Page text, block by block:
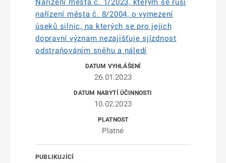
Nařízení města č. 1/2023, kterým se ruší
nařízení města č. 8/2004, o vymezení
úseků silnic, na kterých se pro jejich
dopravní význam nezajišťuje sjízdnost
odstraňováním sněhu a náledí
26.01.2023
10.02.2023
Platné